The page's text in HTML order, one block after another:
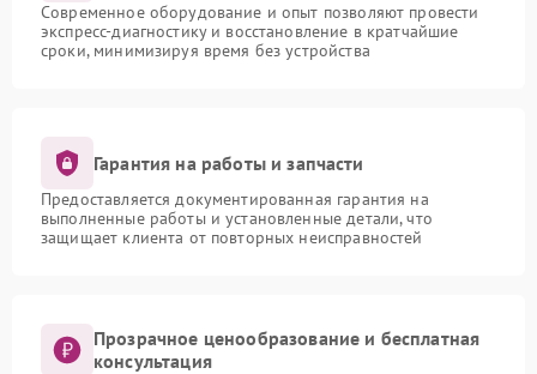
Современное оборудование и опыт позволяют провести
экспресс-диагностику и восстановление в кратчайшие
сроки, минимизируя время без устройства
Гарантия на работы и запчасти
Предоставляется документированная гарантия на
выполненные работы и установленные детали, что
защищает клиента от повторных неисправностей
Прозрачное ценообразование и бесплатная
консультация